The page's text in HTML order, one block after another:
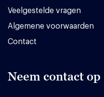
Veelgestelde vragen
Algemene voorwaarden
Contact
Neem contact op